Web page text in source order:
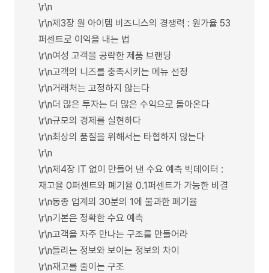
\r\n
\r\n제3장 원 아이템 비즈니스의 경쟁력 : 원가율 53
퍼센트로 이익을 내는 법
\r\n여성 고객을 공략한 제품 브랜딩
\r\n고객의 니즈를 충족시키는 메뉴 선정
\r\n거래처는 고정하지 않는다
\r\n더 많은 투자는 더 많은 수익으로 돌아온다
\r\n규모의 경제를 실현하다
\r\n최상의 품질을 위해서는 타협하지 않는다
\r\n
\r\n제4장 IT 없이 만들어 낸 수요 예측 빅데이터 :
재고율 0퍼센트와 폐기율 0.1퍼센트가 가능한 비결
\r\n동종 업계의 30분의 1에 불과한 폐기율
\r\n기본은 정확한 수요 예측
\r\n고객을 자주 만나는 구조를 만들어라
\r\n들리는 정보와 보이는 정보의 차이
\r\n재고를 줄이는 구조